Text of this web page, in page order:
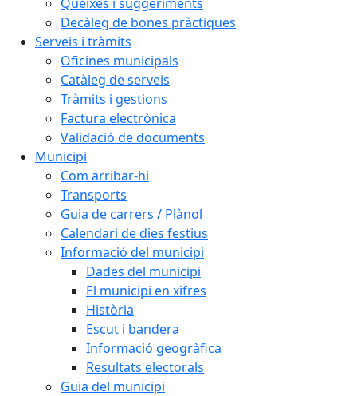
Decàleg de bones pràctiques
Serveis i tràmits
Oficines municipals
Catàleg de serveis
Tràmits i gestions
Factura electrònica
Validació de documents
Municipi
Com arribar-hi
Transports
Guia de carrers / Plànol
Calendari de dies festius
Informació del municipi
Dades del municipi
El municipi en xifres
Història
Escut i bandera
Informació geogràfica
Resultats electorals
Guia del municipi